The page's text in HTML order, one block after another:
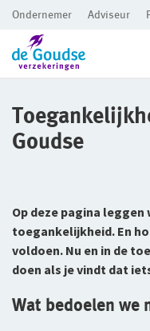
Ondernemer Adviseur
Verzekeringen
Voor je bedrijf
CAR- en
Branches
Detailhandel
Groothandel
Risicomanagement
De Preventiezaak
Inloggen
Voor ondernemers
Service en contact
Service en contact
Over De Goudse
Goudse
Op deze pagina
toegankelijkheid. En
voldoen. Nu en in de
doen als je vindt dat
Wat bedoelen we